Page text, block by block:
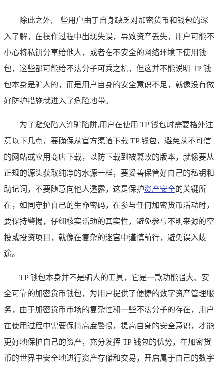
除此之外,一些用户由于自身缺乏对加密货币和钱包的深
入了解，在操作过程中出现失误，导致资产丢失，用户可能不
小心将私钥分享给他人，或者在不安全的网络环境下使用钱
包，这些都可能给不法分子可乘之机，但这并不能说明 TP 钱
包本身是骗人的，而是用户自身的安全意识不足，就像没有做
好防护措施就进入了危险地带。
为了避免陷入诈骗陷阱,用户在使用 TP 钱包时需要格外注
意以下几点，要确保从官方渠道下载 TP 钱包，避免从不可信
的网站或应用商店下载，以防下载到被篡改的版本，就像要从
正规的源头获取纯净的水源一样，要妥善保管好自己的私钥和
助记词，不要随意向他人透露，这是保护资产安全的关键所
在，如同守护自己的生命密码，在参与任何加密货币活动时，
要保持警惕，仔细核实活动的真实性，避免参与不明来源的空
投或投资项目，就像在复杂的迷宫中谨慎前行，避免误入歧
途。
TP 钱包本身并不是骗人的工具，它是一款功能强大、安
全可靠的加密货币钱包，为用户提供了便捷的数字资产管理服
务，由于加密货币市场的复杂性和一些不法分子的存在，用户
在使用过程中需要保持高度警惕，提高自身的安全意识，才能
更好地保护自己的资产，充分发挥 TP 钱包的优势，在加密货
币的世界中安全地进行资产存储和交易，开启属于自己的数字